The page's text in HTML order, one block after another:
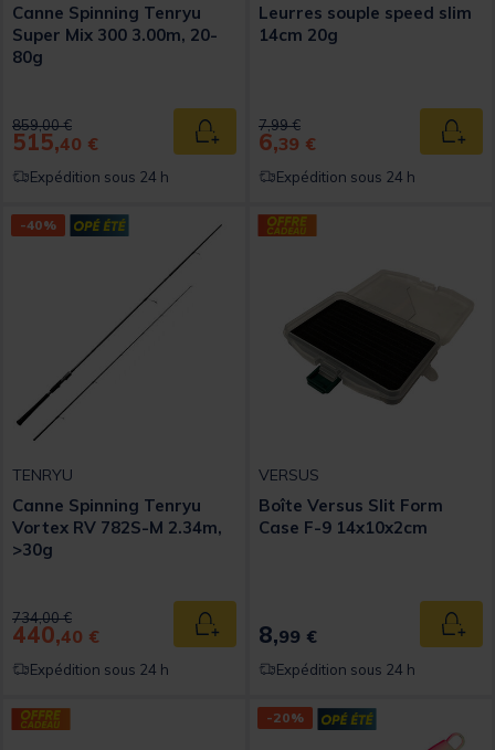
Canne Spinning Tenryu
Super Mix 300 3.00m, 20-
80g
Price reduced from
859,00 €to
515,40 € Ajouter au panier
Expédition sous 24 h
Leurres souple speed slim
14cm 20g
Price reduced from
7,99 €to
6,39 €
Expédition sous 24 h
-40%
TENRYU
Canne Spinning Tenryu
Vortex RV 782S-M 2.34m,
>30g
Price reduced from
734,00 €to
440,40 € Ajouter au panier
Expédition sous 24 h
VERSUS
Boîte Versus Slit Form
Case F-9 14x10x2cm
8,99 €
Expédition sous 24 h
-20%